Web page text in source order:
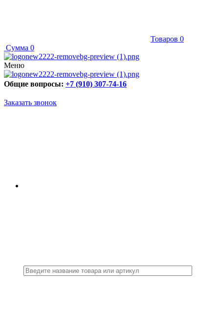
Товаров 0
Сумма 0
Меню
Общие вопросы: +7 (910) 307-74-16
Заказать звонок